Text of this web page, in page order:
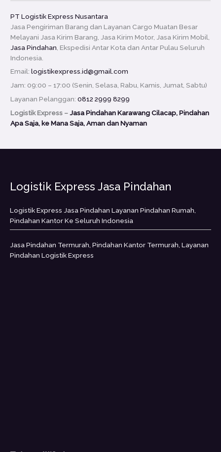
PT Logistik Express Nusantara
Jasa Pengiriman Barang dan Layanan Cargo Muatan Besar
Melayani Jasa Kirim Barang, Jasa Kirim Motor, Jasa Kirim Mobil,
Jasa Pindahan , Ekspedisi Antar Kota dan Antar Pulau Seluruh
Indonesia.
Email:logistikexpress.id@gmail.com
Jam: 09:00 – 17:00 (Senin, Selasa, Rabu, Kamis, Jumat, Sabtu)
Layanan Pelanggan:0812 2999 8299
Logistik Express –Jasa Pindahan Karawang Cilacap, Pindahan
Apa Saja, ke Mana Saja, Aman dan Nyaman
Logistik Express Jasa Pindahan
Logistik Express Jasa Pindahan Layanan Pindahan Rumah,
Pindahan Kantor Ke Seluruh Indonesia
Jasa Pindahan Termurah, Pindahan Kantor Termurah, Layanan
Pindahan Logistik Express